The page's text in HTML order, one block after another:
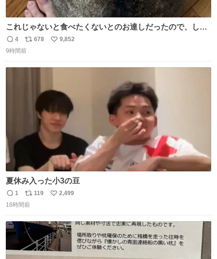
これじゃないと食べたくないとのお達しだったので、しっ
ぽ置き場係になっている
返
信
4
リ
ポ
678
い
9,852
9時間前
夏休み入った小3の豆
返
信
1
リ
ポ
ト
数
119
い
数
2,499
16時間前